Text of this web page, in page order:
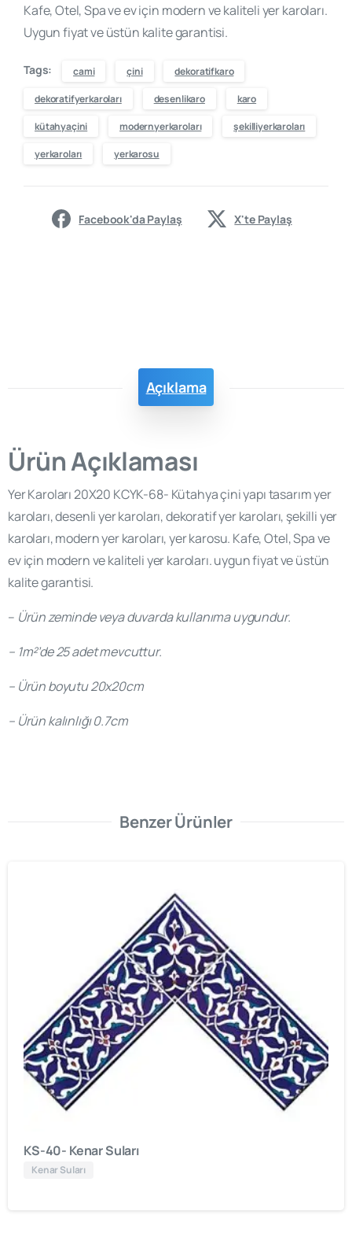
Kafe, Otel, Spa ve ev için modern ve kaliteli yer karoları.
Uygun fiyat ve üstün kalite garantisi.
Tags: cami çini dekoratifkaro
dekoratifyerkaroları desenlikaro karo
kütahyaçini modernyerkaroları şekilliyerkaroları
yerkaroları yerkarosu
Facebook'da Paylaş X'te Paylaş
Açıklama
Ürün Açıklaması
Yer Karoları 20X20 KCYK-68- Kütahya çini yapı tasarım yer
karoları, desenli yer karoları, dekoratif yer karoları, şekilli yer
karoları, modern yer karoları, yer karosu. Kafe, Otel, Spa ve
ev için modern ve kaliteli yer karoları. uygun fiyat ve üstün
kalite garantisi.
– Ürün zeminde veya duvarda kullanıma uygundur.
– 1m²’de 25 adet mevcuttur.
– Ürün boyutu 20x20cm
– Ürün kalınlığı 0.7cm
Benzer Ürünler
KS-40- Kenar Suları
Kenar Suları